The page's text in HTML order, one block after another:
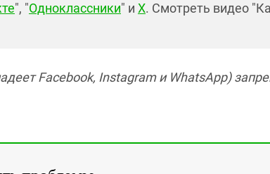
", "Одноклассники" и X. Смотреть видео
Facebook, Instagram и WhatsApp)